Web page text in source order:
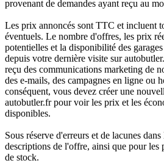
provenant de demandes ayant reçu au
Les prix annoncés sont TTC et incluent
éventuels. Le nombre d'offres, les prix
potentielles et la disponibilité des
depuis votre dernière visite sur
reçu des communications marketing de
des e-mails, des campagnes en ligne ou
conséquent, vous devez créer une
autobutler.fr pour voir les prix et les
disponibles.
Sous réserve d'erreurs et de lacunes
descriptions de l'offre, ainsi que pour les
de stock.